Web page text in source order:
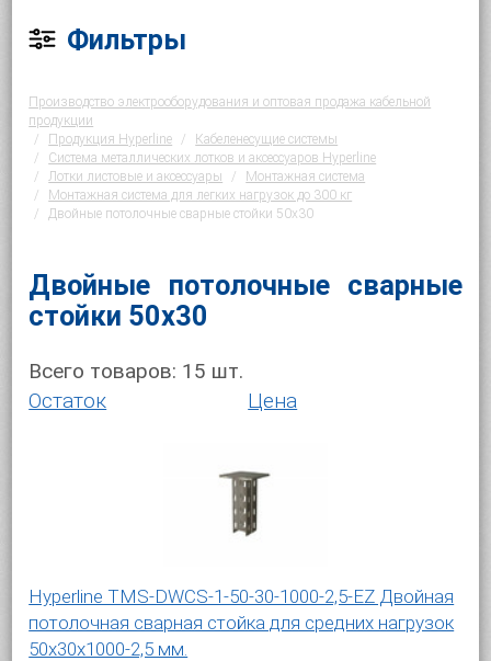
Фильтры
Производство электрооборудования и оптовая продажа кабельной
продукции
Продукция Hyperline
Кабеленесущие системы
Система металлических лотков и аксессуаров Hyperline
Лотки листовые и аксессуары
Монтажная система
Монтажная система для легких нагрузок до 300 кг
Двойные потолочные сварные стойки 50х30
Двойные потолочные сварные
стойки 50х30
Всего товаров: 15 шт.
Остаток
Цена
Hyperline TMS-DWCS-1-50-30-1000-2,5-EZ Двойная
потолочная сварная стойка для средних нагрузок
50х30х1000-2,5 мм.